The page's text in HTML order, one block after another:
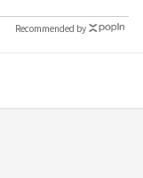
Recommended by